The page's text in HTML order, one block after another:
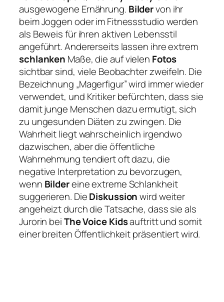
ausgewogene Ernährung. Bildervon ihr
beim Joggen oder im Fitnessstudio werden
als Beweis für ihren aktiven Lebensstil
angeführt. Andererseits lassen ihre extrem
schlanken Maße, die auf vielen Fotos
sichtbar sind, viele Beobachter zweifeln. Die
Bezeichnung „Magerfigur” wird immer wieder
verwendet, und Kritiker befürchten, dass sie
damit junge Menschen dazu ermutigt, sich
zu ungesunden Diäten zu zwingen. Die
Wahrheit liegt wahrscheinlich irgendwo
dazwischen, aber die öffentliche
Wahrnehmung tendiert oft dazu, die
negative Interpretation zu bevorzugen,
wenn Bildereine extreme Schlankheit
suggerieren. DieDiskussionwird weiter
angeheizt durch die Tatsache, dass sie als
Jurorin beiThe Voice Kidsauftritt und somit
einer breiten Öffentlichkeit präsentiert wird.